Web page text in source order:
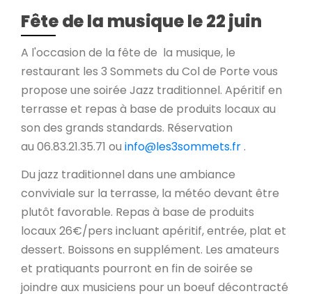
Fête de la musique le 22 juin
A l'occasion de la fête de la musique, le
restaurant les 3 Sommets du Col de Porte vous
propose une soirée Jazz traditionnel. Apéritif en
terrasse et repas à base de produits locaux au
son des grands standards. Réservation
au 06.83.21.35.71 ou info@les3sommets.fr .
Du jazz traditionnel dans une ambiance
conviviale sur la terrasse, la météo devant être
plutôt favorable. Repas à base de produits
locaux 26€/pers incluant apéritif, entrée, plat et
dessert. Boissons en supplément. Les amateurs
et pratiquants pourront en fin de soirée se
joindre aux musiciens pour un boeuf décontracté